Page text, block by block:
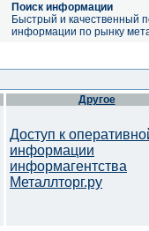
Поиск информации
Быстрый и качественный
информации по рынку
Другое
Доступ к
информации
информагентства
Металлторг.ру